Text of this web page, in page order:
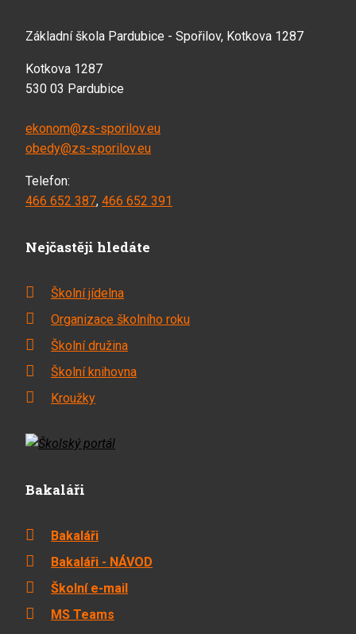
Základní škola Pardubice - Spořilov, Kotkova 1287
Kotkova 1287
530 03 Pardubice
ekonom@zs-sporilov.eu
obedy@zs-sporilov.eu
Telefon:
466 652 387, 466 652 391
Nejčastěji hledáte
Školní jídelna
Organizace školního roku
Školní družina
Školní knihovna
Kroužky
Bakaláři
Bakaláři
Bakaláři - NÁVOD
Školní e-mail
MS Teams